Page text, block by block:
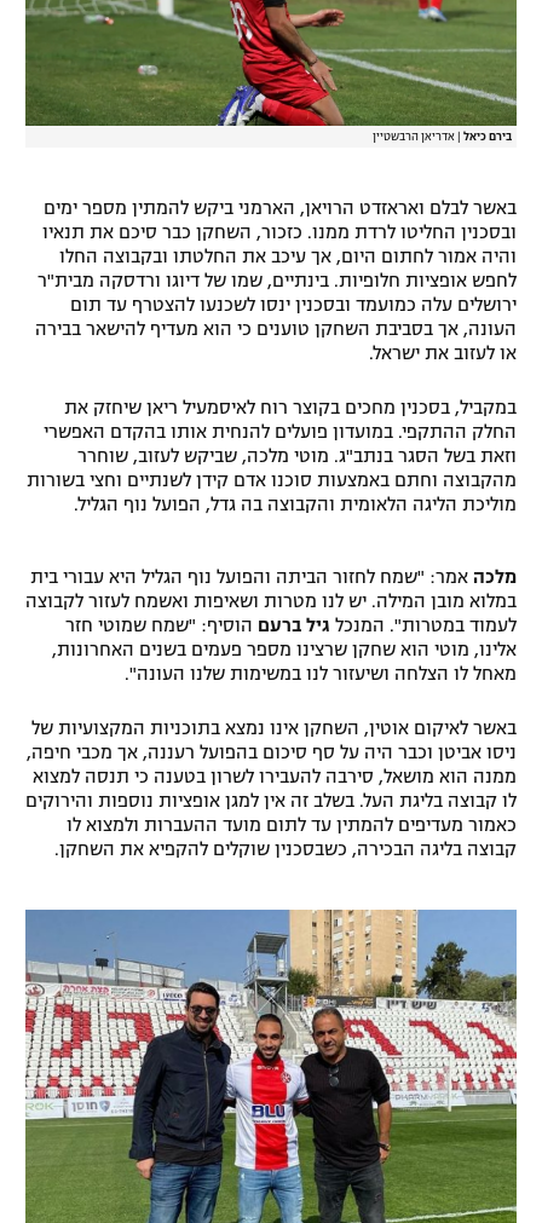
בירם כיאל אדריאן הרבשטיין
באשר לבלם ואראזדט הרויאן, הארמני ביקש להמתין מספר ימים
ובסכנין החליטו לרדת ממנו. כזכור, השחקן כבר סיכם את תנאיו
והיה אמור לחתום היום, אך עיכב את החלטתו ובקבוצה החלו
לחפש אופציות חלופיות. בינתיים, שמו של דיוגו ורדסקה מבית"ר
ירושלים עלה כמועמד ובסכנין ינסו לשכנעו להצטרף עד תום
העונה, אך בסביבת השחקן טוענים כי הוא מעדיף להישאר בבירה
או לעזוב את ישראל.
במקביל, בסכנין מחכים בקוצר רוח לאיסמעיל ריאן שיחזק את
החלק ההתקפי. במועדון פועלים להנחית אותו בהקדם האפשרי
וזאת בשל הסגר בנתב"ג. מוטי מלכה, שביקש לעזוב, שוחרר
מהקבוצה וחתם באמצעות סוכנו אדם קידן לשנתיים וחצי בשורות
מוליכת הליגה הלאומית והקבוצה בה גדל, הפועל נוף הגליל.
מלכה אמר: "שמח לחזור הביתה והפועל נוף הגליל היא עבורי בית
במלוא מובן המילה. יש לנו מטרות ושאיפות ואשמח לעזור לקבוצה
לעמוד במטרות". המנכל גיל ברעם הוסיף: "שמח שמוטי חזר
אלינו, מוטי הוא שחקן שרצינו מספר פעמים בשנים האחרונות,
מאחל לו הצלחה ושיעזור לנו במשימות שלנו העונה".
באשר לאיקום אוטין, השחקן אינו נמצא בתוכניות המקצועיות של
ניסו אביטן וכבר היה על סף סיכום בהפועל רעננה, אך מכבי חיפה,
ממנה הוא מושאל, סירבה להעבירו לשרון בטענה כי תנסה למצוא
לו קבוצה בליגת העל. בשלב זה אין למגן אופציות נוספות והירוקים
כאמור מעדיפים להמתין עד לתום מועד ההעברות ולמצוא לו
קבוצה בליגה הבכירה, כשבסכנין שוקלים להקפיא את השחקן.